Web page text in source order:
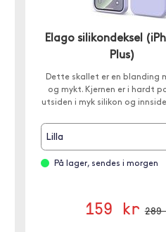
Elago silikondeksel
Plus)
Dette skallet er en blanding
og mykt. Kjernen er i hardt
utsiden i myk silikon og
Lilla
På lager, sendes i morgen
159 kr